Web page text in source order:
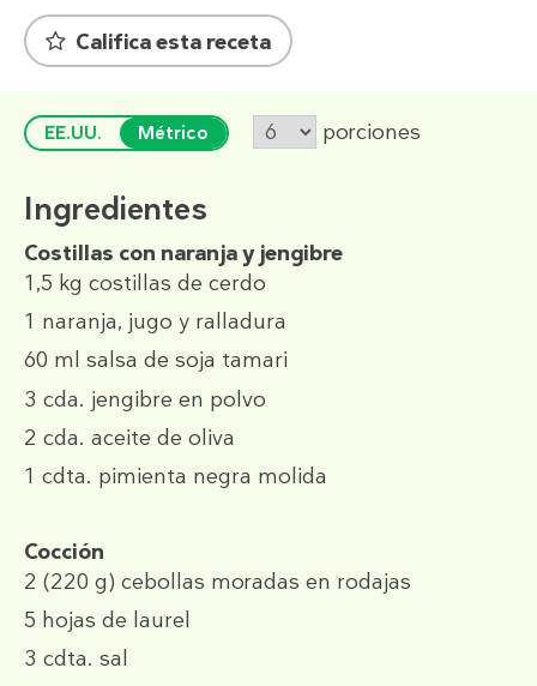
Califica esta receta
EE.UU. Métrico porciones
Ingredientes
Costillas con naranja y jengibre
1,5 kg costillas de cerdo
1 naranja, jugo y ralladura
60 ml salsa de soja tamari
3 cda. jengibre en polvo
2 cda. aceite de oliva
1 cdta. pimienta negra molida
Cocción
2 (220 g) cebollas moradas en rodajas
5 hojas de laurel
3 cdta. sal